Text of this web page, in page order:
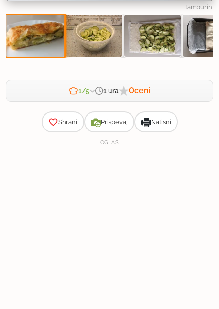
tamburin
1/5 1 ura Oceni
Shrani Prispevaj Natisni
OGLAS